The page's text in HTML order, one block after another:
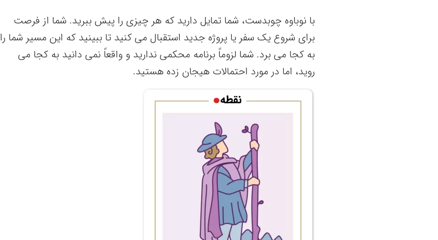
با نوباوه چوبدست، شما تمایل دارید که هر چیزی را پیش ببرید. شما از فرصت
برای شروع یک سفر یا پروژه جدید استقبال می کنید تا ببینید که این مسیر شما را
به کجا می برد. شما لزوماً برنامه محکمی ندارید و واقعاً نمی دانید به کجا می
روید، اما در مورد احتمالات هیجان زده هستید.